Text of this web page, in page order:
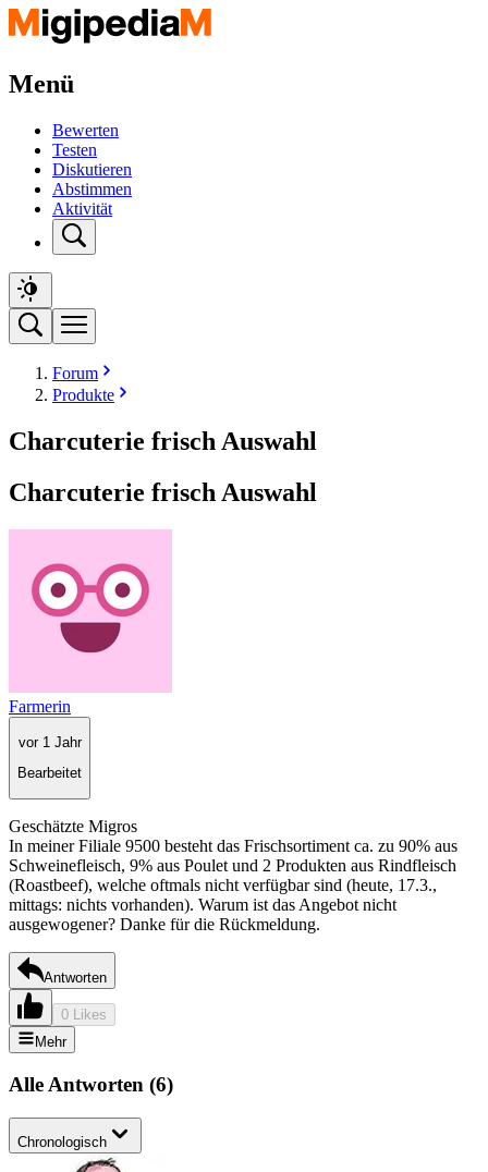
Menü
Bewerten
Testen
Diskutieren
Abstimmen
Aktivität
Forum
Produkte
Charcuterie frisch Auswahl
Charcuterie frisch Auswahl
Farmerin
vor 1 Jahr
Bearbeitet
Geschätzte Migros
In meiner Filiale 9500 besteht das Frischsortiment ca. zu 90% aus
Schweinefleisch, 9% aus Poulet und 2 Produkten aus Rindfleisch
(Roastbeef), welche oftmals nicht verfügbar sind (heute, 17.3.,
mittags: nichts vorhanden). Warum ist das Angebot nicht
ausgewogener? Danke für die Rückmeldung.
Antworten
0 Likes
Mehr
Alle Antworten (6)
Chronologisch